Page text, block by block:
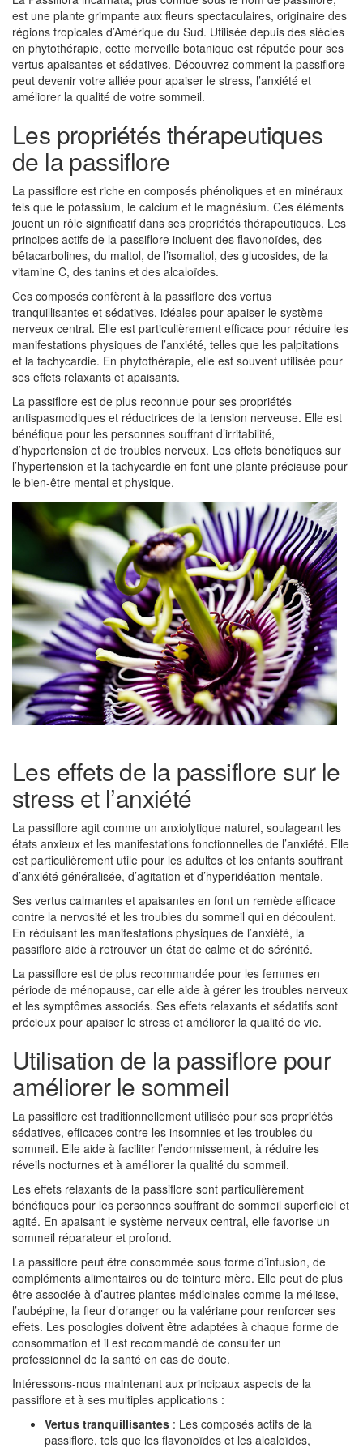
est une plante grimpante aux fleurs spectaculaires, originaire des
régions tropicales d’Amérique du Sud. Utilisée depuis des siècles
en phytothérapie, cette merveille botanique est réputée pour ses
vertus apaisantes et sédatives. Découvrez comment la passiflore
peut devenir votre alliée pour apaiser le stress, l’anxiété et
améliorer la qualité de votre sommeil.
Les propriétés thérapeutiques
de la passiflore
La passiflore est riche en composés phénoliques et en minéraux
tels que le potassium, le calcium et le magnésium. Ces éléments
jouent un rôle significatif dans ses propriétés thérapeutiques. Les
principes actifs de la passiflore incluent des flavonoïdes, des
bêtacarbolines, du maltol, de l’isomaltol, des glucosides, de la
vitamine C, des tanins et des alcaloïdes.
Ces composés confèrent à la passiflore des vertus
tranquillisantes et sédatives, idéales pour apaiser le système
nerveux central. Elle est particulièrement efficace pour réduire les
manifestations physiques de l’anxiété, telles que les palpitations
et la tachycardie. En phytothérapie, elle est souvent utilisée pour
ses effets relaxants et apaisants.
La passiflore est de plus reconnue pour ses propriétés
antispasmodiques et réductrices de la tension nerveuse. Elle est
bénéfique pour les personnes souffrant d’irritabilité,
d’hypertension et de troubles nerveux. Les effets bénéfiques sur
l’hypertension et la tachycardie en font une plante précieuse pour
le bien-être mental et physique.
Les effets de la passiflore sur le
stress et l’anxiété
La passiflore agit comme un anxiolytique naturel, soulageant les
états anxieux et les manifestations fonctionnelles de l’anxiété. Elle
est particulièrement utile pour les adultes et les enfants souffrant
d’anxiété généralisée, d’agitation et d’hyperidéation mentale.
Ses vertus calmantes et apaisantes en font un remède efficace
contre la nervosité et les troubles du sommeil qui en découlent.
En réduisant les manifestations physiques de l’anxiété, la
passiflore aide à retrouver un état de calme et de sérénité.
La passiflore est de plus recommandée pour les femmes en
période de ménopause, car elle aide à gérer les troubles nerveux
et les symptômes associés. Ses effets relaxants et sédatifs sont
précieux pour apaiser le stress et améliorer la qualité de vie.
Utilisation de la passiflore pour
améliorer le sommeil
La passiflore est traditionnellement utilisée pour ses propriétés
sédatives, efficaces contre les insomnies et les troubles du
sommeil. Elle aide à faciliter l’endormissement, à réduire les
réveils nocturnes et à améliorer la qualité du sommeil.
Les effets relaxants de la passiflore sont particulièrement
bénéfiques pour les personnes souffrant de sommeil superficiel et
agité. En apaisant le système nerveux central, elle favorise un
sommeil réparateur et profond.
La passiflore peut être consommée sous forme d’infusion, de
compléments alimentaires ou de teinture mère. Elle peut de plus
être associée à d’autres plantes médicinales comme la mélisse,
l’aubépine, la fleur d’oranger ou la valériane pour renforcer ses
effets. Les posologies doivent être adaptées à chaque forme de
consommation et il est recommandé de consulter un
professionnel de la santé en cas de doute.
Intéressons-nous maintenant aux principaux aspects de la
passiflore et à ses multiples applications :
Vertus tranquillisantes : Les composés actifs de la
passiflore, tels que les flavonoïdes et les alcaloïdes,